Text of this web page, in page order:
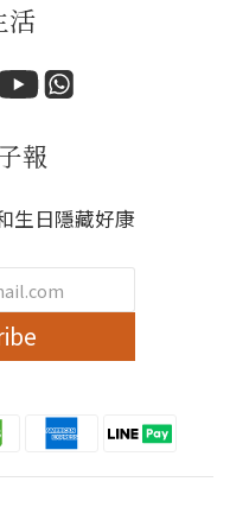
活
報
生日隱藏好康